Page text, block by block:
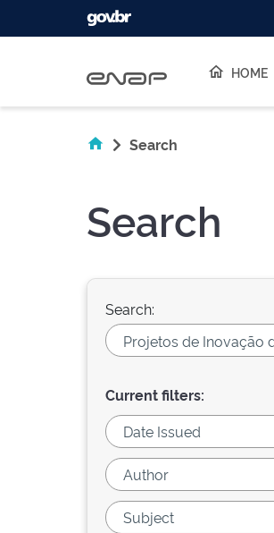
HOME
Search
Search
Search:
Current filters: